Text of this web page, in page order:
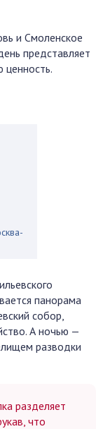
и Смоленское
представляет
ценность.
панорама
собор,
А ночью —
разводки
разделяет
что